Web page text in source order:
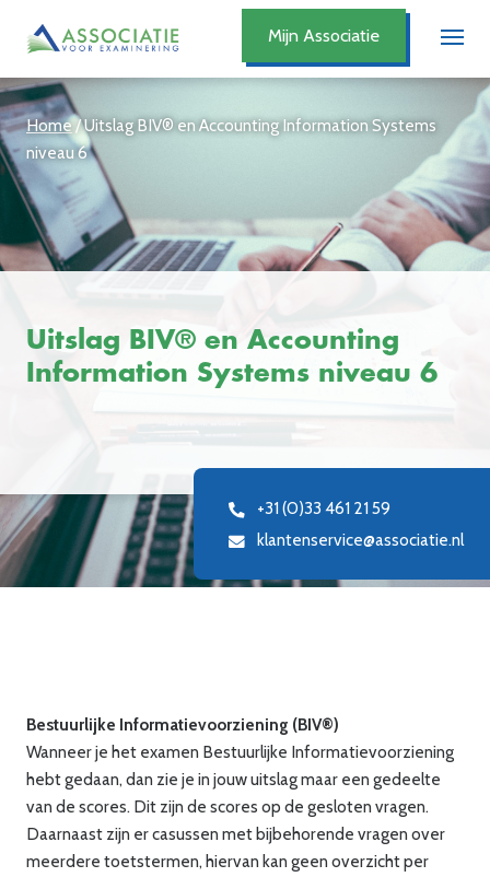
Mijn Associatie
Home /Uitslag BIV® en Accounting Information Systems
niveau 6
Uitslag BIV® en Accounting
Information Systems niveau 6
+31 (0)33 461 21 59
klantenservice@associatie.nl
Bestuurlijke Informatievoorziening (BIV®)
Wanneer je het examen Bestuurlijke Informatievoorziening
hebt gedaan, dan zie je in jouw uitslag maar een gedeelte
van de scores. Dit zijn de scores op de gesloten vragen.
Daarnaast zijn er casussen met bijbehorende vragen over
meerdere toetstermen, hiervan kan geen overzicht per